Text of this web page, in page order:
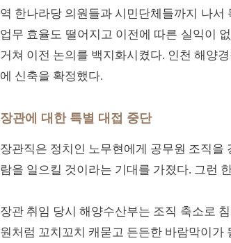
역 한나라당 의원들과 시민단체들까지 나서
업무 효율도 떨어지고 이전에 따른 실익이
거쳐 이전 논의를 백지화시켰다. 인천 해양
에 신축을 확정했다.
장관에 대한 특별 대접 중단
장관직은 정치인 노무현에게 공무원 조직
람을 일으킬 것이라는 기대를 가졌다. 그런
장관 취임 당시 해양수산부는 조직 축소로
원처럼 꼬치꼬치 캐묻고 든든한 바람막이가